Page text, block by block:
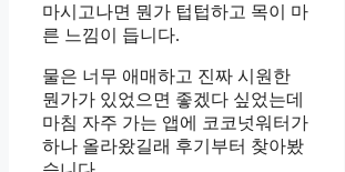
마시고나면 뭔가 텁텁하고 목이 마
른 느낌이 듭니다.
물은 너무 애매하고 진짜 시원한
뭔가가 있었으면 좋겠다 싶었는데
마침 자주 가는 앱에 코코넛워터가
하나 올라왔길래 후기부터 찾아봤